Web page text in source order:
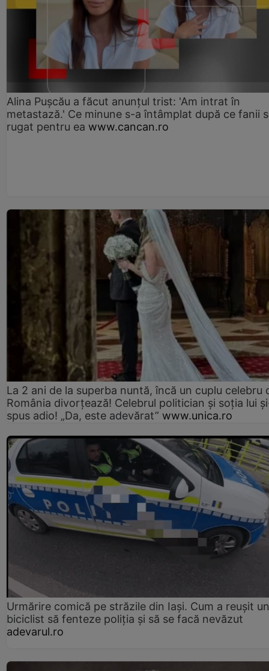
Alina Pușcău a făcut anunțul trist: 'Am intrat în
metastază.' Ce minune s-a întâmplat după ce fanii
rugat pentru ea www.cancan.ro
La 2 ani de la superba nuntă, încă un cuplu celebru
România divorțează! Celebrul politician și soția lui
spus adio! „Da, este adevărat” www.unica.ro
Urmărire comică pe străzile din Iași. Cum a reușit un
biciclist să fenteze poliția și să se facă nevăzut
adevarul.ro